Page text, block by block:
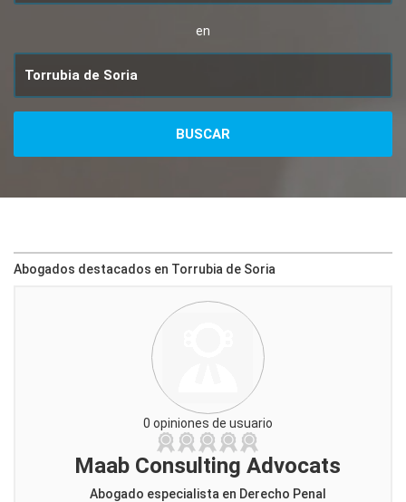
en
Abogados destacados en Torrubia de Soria
0 opiniones de usuario
Maab Consulting Advocats
Abogado especialista en Derecho Penal